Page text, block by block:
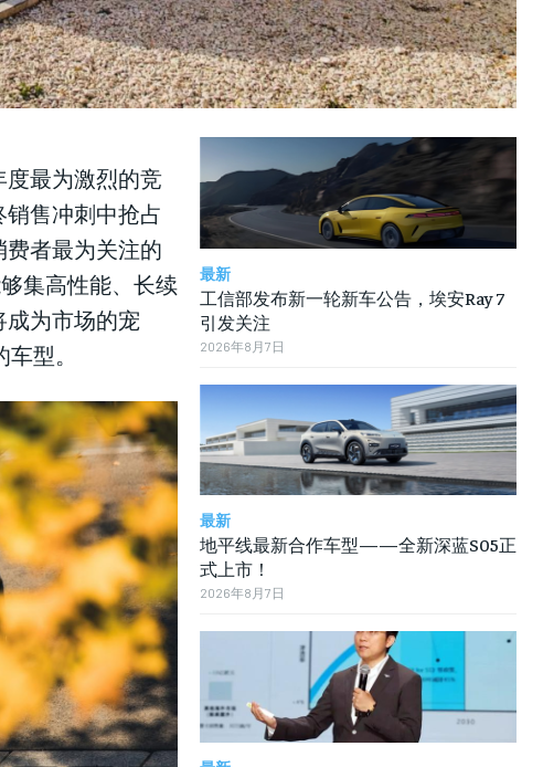
LIFESTYLE
LIFESTYLE
LIFESTYLE
最为激烈的竞
售冲刺中抢占
者最为关注的
集高性能、长续
为市场的宠
型。
最新
工信部发布新一轮新车公告，埃安Ray 7
引发关注
2026年8月7日
最新
地平线最新合作车型——全新深蓝S05正
式上市！
2026年8月7日